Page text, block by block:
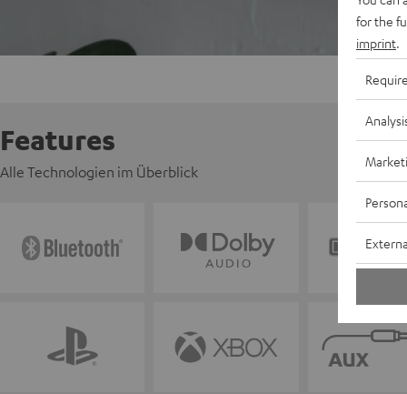
Features
Alle Technologien im Überblick
for the
imprint